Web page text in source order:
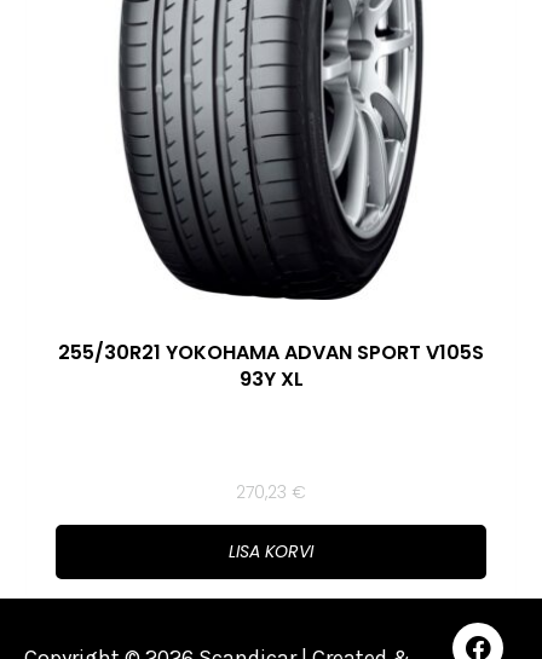
255/30R21 YOKOHAMA ADVAN SPORT V105S
93Y XL
270,23 €
LISA KORVI